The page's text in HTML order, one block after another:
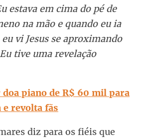
estava em cima do pé de
na mão e quando eu ia
vi Jesus se aproximando
tive uma revelação
piano de R$ 60 mil para
e revolta fãs
diz para os fiéis que